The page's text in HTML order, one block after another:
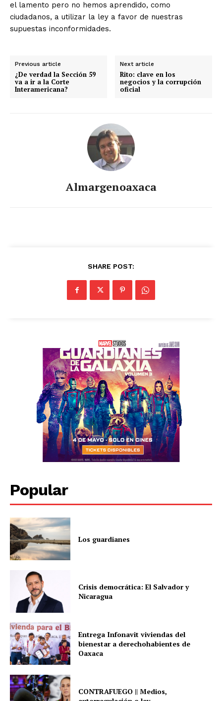
el lamento pero no hemos aprendido, como
ciudadanos, a utilizar la ley a favor de nuestras
supuestas inconformidades.
Previous article
¿De verdad la Sección 59
va a ir a la Corte
Interamericana?
Next article
Rito: clave en los
negocios y la corrupción
oficial
Almargenoaxaca
SHARE POST:
Popular
Los guardianes
Crisis democrática: El Salvador y
Nicaragua
Entrega Infonavit viviendas del
bienestar a derechohabientes de
Oaxaca
CONTRAFUEGO || Medios,